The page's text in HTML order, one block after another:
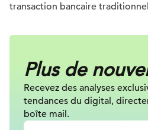
transaction bancaire
Plus de
Recevez des analyses
tendances du digital,
boîte mail.